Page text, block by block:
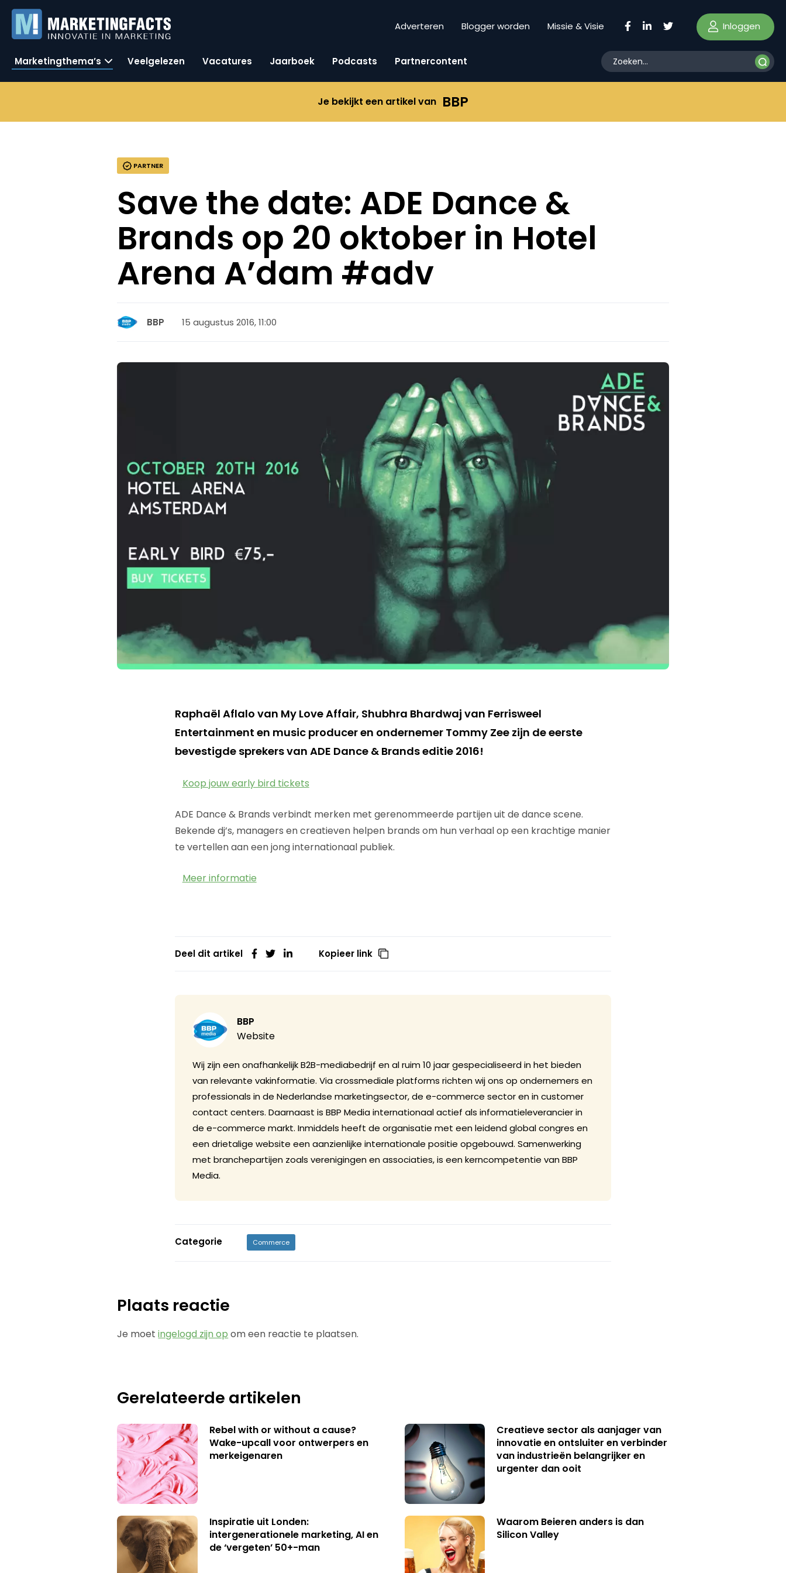
Adverteren Blogger worden Missie & Visie Inloggen
Marketingthema’s Veelgelezen Vacatures Jaarboek Podcasts Partnercontent
Je bekijkt een artikel van BBP
PARTNER
Save the date: ADE Dance &
Brands op 20 oktober in Hotel
Arena A’dam #adv
BBP 15 augustus 2016, 11:00
Raphaël Aflalo van My Love Affair, Shubhra Bhardwaj van Ferrisweel
Entertainment en music producer en ondernemer Tommy Zee zijn de eerste
bevestigde sprekers van ADE Dance & Brands editie 2016!
Koop jouw early bird tickets
ADE Dance & Brands verbindt merken met gerenommeerde partijen uit de dance scene.
Bekende dj’s, managers en creatieven helpen brands om hun verhaal op een krachtige manier
te vertellen aan een jong internationaal publiek.
Meer informatie
Deel dit artikel Kopieer link
BBP
Website
Wij zijn een onafhankelijk B2B-mediabedrijf en al ruim 10 jaar gespecialiseerd in het bieden
van relevante vakinformatie. Via crossmediale platforms richten wij ons op ondernemers en
professionals in de Nederlandse marketingsector, de e-commerce sector en in customer
contact centers. Daarnaast is BBP Media internationaal actief als informatieleverancier in
de e-commerce markt. Inmiddels heeft de organisatie met een leidend global congres en
een drietalige website een aanzienlijke internationale positie opgebouwd. Samenwerking
met branchepartijen zoals verenigingen en associaties, is een kerncompetentie van BBP
Media.
Categorie Commerce
Plaats reactie
Je moetingelogd zijn op om een reactie te plaatsen.
Gerelateerde artikelen
Rebel with or without a cause?
Wake-upcall voor ontwerpers en
merkeigenaren
Creatieve sector als aanjager van
innovatie en ontsluiter en verbinder
van industrieën belangrijker en
urgenter dan ooit
Inspiratie uit Londen:
intergenerationele marketing, AI en
de ‘vergeten’ 50+-man
Waarom Beieren anders is dan
Silicon Valley